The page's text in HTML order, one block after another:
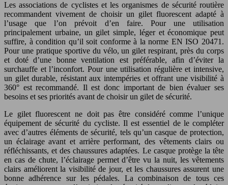
Les associations de cyclistes et les organismes de sécurité routière
recommandent vivement de choisir un gilet fluorescent adapté à
l’usage que l’on prévoit d’en faire. Pour une utilisation
principalement urbaine, un gilet simple, léger et économique peut
suffire, à condition qu’il soit conforme à la norme EN ISO 20471.
Pour une pratique sportive du vélo, un gilet respirant, près du corps
et doté d’une bonne ventilation est préférable, afin d’éviter la
surchauffe et l’inconfort. Pour une utilisation régulière et intensive,
un gilet durable, résistant aux intempéries et offrant une visibilité à
360° est recommandé. Il est donc important de bien évaluer ses
besoins et ses priorités avant de choisir un gilet de sécurité.
Le gilet fluorescent ne doit pas être considéré comme l’unique
équipement de sécurité du cycliste. Il est essentiel de le compléter
avec d’autres éléments de sécurité, tels qu’un casque de protection,
un éclairage avant et arrière performant, des vêtements clairs ou
réfléchissants, et des chaussures adaptées. Le casque protège la tête
en cas de chute, l’éclairage permet d’être vu la nuit, les vêtements
clairs améliorent la visibilité de jour, et les chaussures assurent une
bonne adhérence sur les pédales. La combinaison de tous ces